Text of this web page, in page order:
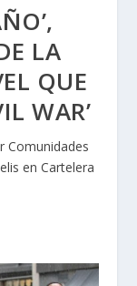
LA
QUE
WAR’
Comunidades
en Cartelera